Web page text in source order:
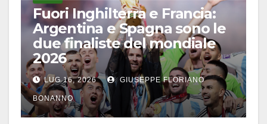
Fuori Inghilterra e Francia:
Argentina e Spagna sono le
due finaliste del mondiale
2026
LUG 16, 2026 GIUSEPPE FLORIANO
BONANNO